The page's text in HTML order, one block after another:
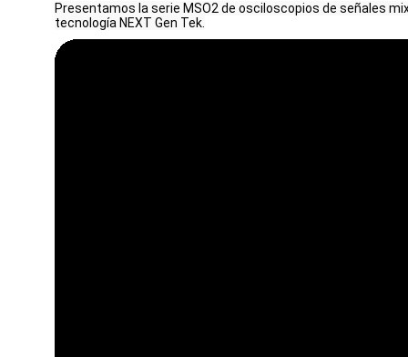
Presentamos la serie MSO2 de osciloscopios de señales
tecnología NEXT Gen Tek.